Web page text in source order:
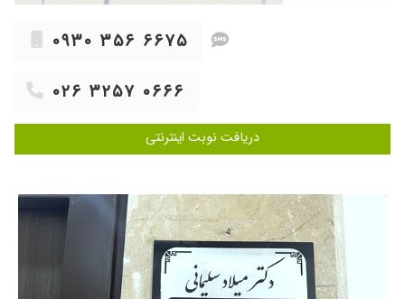
۰۹۳۰ ۳۵۶ ۶۶۷۵
۰۲۶ ۳۲۵۷ ۰۶۶۶
دریافت نوبت اینترنتی